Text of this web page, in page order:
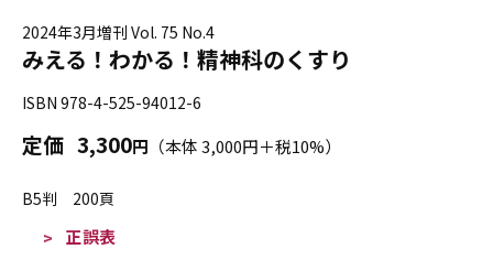
2024年3月増刊 Vol. 75 No.4
みえる！わかる！精神科のくすり
ISBN 978-4-525-94012-6
定価 3,300円 （本体 3,000円＋税10%）
B5判 200頁
正誤表